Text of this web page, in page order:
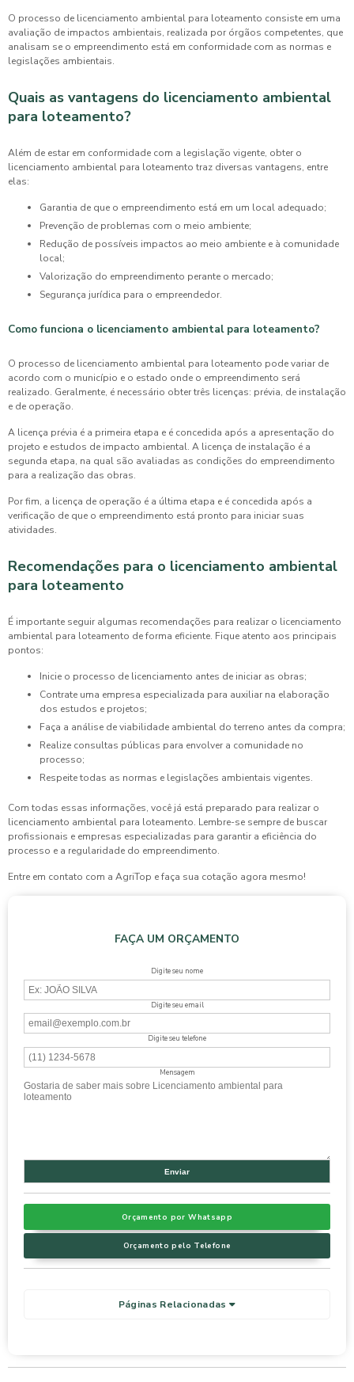
O processo de licenciamento ambiental para loteamento consiste em uma
avaliação de impactos ambientais, realizada por órgãos competentes, que
analisam se o empreendimento está em conformidade com as normas e
legislações ambientais.
Quais as vantagens do licenciamento ambiental
para loteamento?
Além de estar em conformidade com a legislação vigente, obter o
licenciamento ambiental para loteamento traz diversas vantagens, entre
elas:
Garantia de que o empreendimento está em um local adequado;
Prevenção de problemas com o meio ambiente;
Redução de possíveis impactos ao meio ambiente e à comunidade
local;
Valorização do empreendimento perante o mercado;
Segurança jurídica para o empreendedor.
Como funciona o licenciamento ambiental para loteamento?
O processo de licenciamento ambiental para loteamento pode variar de
acordo com o município e o estado onde o empreendimento será
realizado. Geralmente, é necessário obter três licenças: prévia, de instalação
e de operação.
A licença prévia é a primeira etapa e é concedida após a apresentação do
projeto e estudos de impacto ambiental. A licença de instalação é a
segunda etapa, na qual são avaliadas as condições do empreendimento
para a realização das obras.
Por fim, a licença de operação é a última etapa e é concedida após a
verificação de que o empreendimento está pronto para iniciar suas
atividades.
Recomendações para o licenciamento ambiental
para loteamento
É importante seguir algumas recomendações para realizar o licenciamento
ambiental para loteamento de forma eficiente. Fique atento aos principais
pontos:
Inicie o processo de licenciamento antes de iniciar as obras;
Contrate uma empresa especializada para auxiliar na elaboração
dos estudos e projetos;
Faça a análise de viabilidade ambiental do terreno antes da compra;
Realize consultas públicas para envolver a comunidade no
processo;
Respeite todas as normas e legislações ambientais vigentes.
Com todas essas informações, você já está preparado para realizar o
licenciamento ambiental para loteamento. Lembre-se sempre de buscar
profissionais e empresas especializadas para garantir a eficiência do
processo e a regularidade do empreendimento.
Entre em contato com a AgriTop e faça sua cotação agora mesmo!
FAÇA UM ORÇAMENTO
Digite seu nome
Digite seu email
Digite seu telefone
Mensagem
Orçamento por Whatsapp
Orçamento pelo Telefone
Páginas Relacionadas